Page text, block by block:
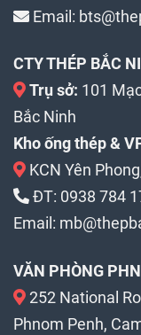
Email:
CTY THÉP BẮC
Trụ sở: 101
Bắc Ninh
Kho ống thép &
KCN Yên
ĐT: 0938 784
Email:
VĂN PHÒNG
252 National
Phnom Penh,